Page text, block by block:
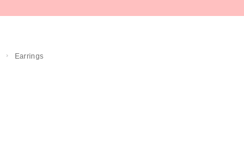
Earrings